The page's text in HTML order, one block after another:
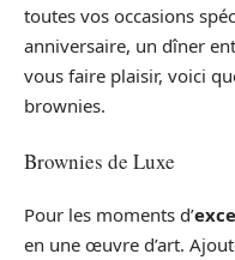
toutes vos occasions
anniversaire, un dîner
vous faire plaisir, voici
brownies.
Brownies de Luxe
Pour les moments d’
en une œuvre d’art.